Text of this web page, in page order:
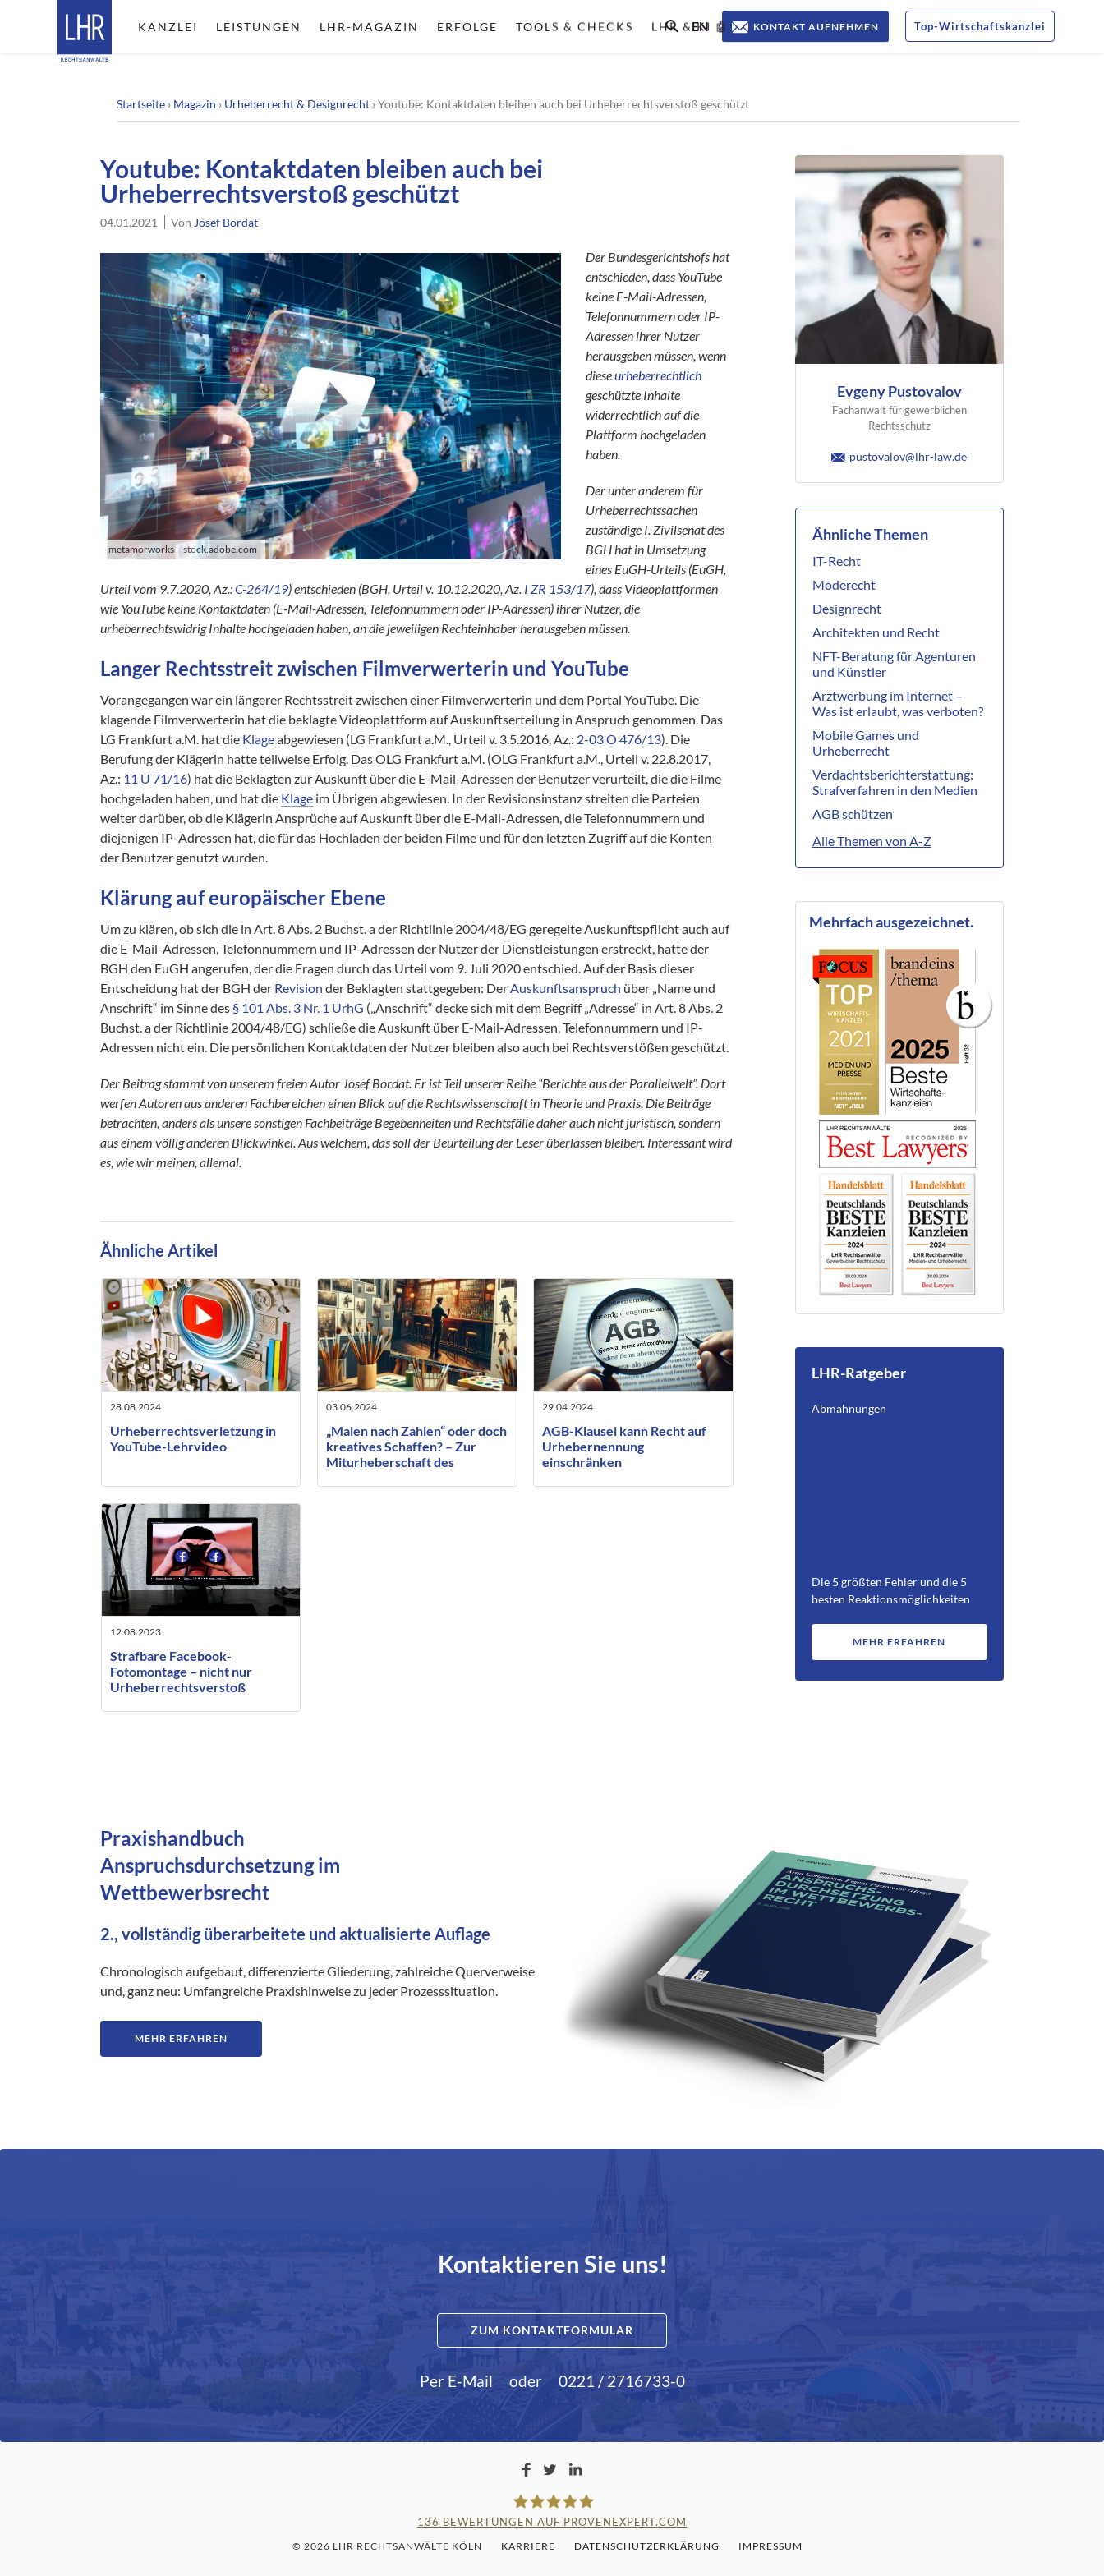
Top-Wirtschaftskanzlei
KONTAKT AUFNEHMEN
KANZLEI LEISTUNGEN LHR-MAGAZIN ERFOLGE TOOLS & CHECKS LHR & KI 🤖
EN
Startseite › Magazin › Urheberrecht & Designrecht ›Youtube: Kontaktdaten bleiben auch bei Urheberrechtsverstoß geschützt
Youtube: Kontaktdaten bleiben auch bei
Urheberrechtsverstoß geschützt
04.01.2021 Von Josef Bordat
metamorworks – stock.adobe.com
Der Bundesgerichtshofs hat
entschieden, dass YouTube
keine E-Mail-Adressen,
Telefonnummern oder IP-
Adressen ihrer Nutzer
herausgeben müssen, wenn
dieseurheberrechtlich
geschützte Inhalte
widerrechtlich auf die
Plattform hochgeladen
haben.
Der unter anderem für
Urheberrechtssachen
zuständige I. Zivilsenat des
BGH hat in Umsetzung
eines EuGH-Urteils (EuGH,
Urteil vom 9.7.2020, Az.:C-264/19) entschieden (BGH, Urteil v. 10.12.2020, Az. I ZR 153/17), dass Videoplattformen
wie YouTube keine Kontaktdaten (E-Mail-Adressen, Telefonnummern oder IP-Adressen) ihrer Nutzer, die
urheberrechtswidrig Inhalte hochgeladen haben, an die jeweiligen Rechteinhaber herausgeben müssen.
Langer Rechtsstreit zwischen Filmverwerterin und YouTube
Vorangegangen war ein längerer Rechtsstreit zwischen einer Filmverwerterin und dem Portal YouTube. Die
klagende Filmverwerterin hat die beklagte Videoplattform auf Auskunftserteilung in Anspruch genommen. Das
LG Frankfurt a.M. hat die Klageabgewiesen (LG Frankfurt a.M., Urteil v. 3.5.2016, Az.: 2-03 O 476/13). Die
Berufung der Klägerin hatte teilweise Erfolg. Das OLG Frankfurt a.M. (OLG Frankfurt a.M., Urteil v. 22.8.2017,
Az.: 11 U 71/16) hat die Beklagten zur Auskunft über die E-Mail-Adressen der Benutzer verurteilt, die die Filme
hochgeladen haben, und hat die Klage im Übrigen abgewiesen. In der Revisionsinstanz streiten die Parteien
weiter darüber, ob die Klägerin Ansprüche auf Auskunft über die E-Mail-Adressen, die Telefonnummern und
diejenigen IP-Adressen hat, die für das Hochladen der beiden Filme und für den letzten Zugriff auf die Konten
der Benutzer genutzt wurden.
Klärung auf europäischer Ebene
Um zu klären, ob sich die in Art. 8 Abs. 2 Buchst. a der Richtlinie 2004/48/EG geregelte Auskunftspflicht auch auf
die E-Mail-Adressen, Telefonnummern und IP-Adressen der Nutzer der Dienstleistungen erstreckt, hatte der
BGH den EuGH angerufen, der die Fragen durch das Urteil vom 9. Juli 2020 entschied. Auf der Basis dieser
Entscheidung hat der BGH der Revision der Beklagten stattgegeben: DerAuskunftsanspruch über „Name und
Anschrift“ im Sinne des § 101 Abs. 3 Nr. 1 UrhG („Anschrift“ decke sich mit dem Begriff „Adresse“ in Art. 8 Abs. 2
Buchst. a der Richtlinie 2004/48/EG) schließe die Auskunft über E-Mail-Adressen, Telefonnummern und IP-
Adressen nicht ein. Die persönlichen Kontaktdaten der Nutzer bleiben also auch bei Rechtsverstößen geschützt.
Der Beitrag stammt von unserem freien Autor Josef Bordat. Er ist Teil unserer Reihe “Berichte aus der Parallelwelt”. Dort
werfen Autoren aus anderen Fachbereichen einen Blick auf die Rechtswissenschaft in Theorie und Praxis. Die Beiträge
betrachten, anders als unsere sonstigen Fachbeiträge Begebenheiten und Rechtsfälle daher auch nicht juristisch, sondern
aus einem völlig anderen Blickwinkel. Aus welchem, das soll der Beurteilung der Leser überlassen bleiben. Interessant wird
es, wie wir meinen, allemal.
Ähnliche Artikel
28.08.2024
Urheberrechtsverletzung in
YouTube-Lehrvideo
03.06.2024
„Malen nach Zahlen“ oder doch
kreatives Schaffen? – Zur
Miturheberschaft des
29.04.2024
AGB-Klausel kann Recht auf
Urhebernennung
einschränken
12.08.2023
Strafbare Facebook-
Fotomontage – nicht nur
Urheberrechtsverstoß
Evgeny Pustovalov
Fachanwalt für gewerblichen
Rechtsschutz
pustovalov@lhr-law.de
Ähnliche Themen
IT-Recht
Moderecht
Designrecht
Architekten und Recht
NFT-Beratung für Agenturen
und Künstler
Arztwerbung im Internet –
Was ist erlaubt, was verboten?
Mobile Games und
Urheberrecht
Verdachtsberichterstattung:
Strafverfahren in den Medien
AGB schützen
Alle Themen von A-Z
Mehrfach ausgezeichnet.
LHR-Ratgeber
Abmahnungen
Die 5 größten Fehler und die 5
besten Reaktionsmöglichkeiten
MEHR ERFAHREN
Praxishandbuch
Anspruchsdurchsetzung im
Wettbewerbsrecht
2., vollständig überarbeitete und aktualisierte Auflage
Chronologisch aufgebaut, differenzierte Gliederung, zahlreiche Querverweise
und, ganz neu: Umfangreiche Praxishinweise zu jeder Prozesssituation.
MEHR ERFAHREN
Kontaktieren Sie uns!
ZUM KONTAKTFORMULAR
Per E-Mail oder 0221 / 2716733-0
LAMPMANN, HABERKAMM & ROSENBAUM
136 BEWERTUNGEN AUF PROVENEXPERT.COM
© 2026 LHR RECHTSANWÄLTE KÖLN KARRIERE DATENSCHUTZERKLÄRUNG IMPRESSUM